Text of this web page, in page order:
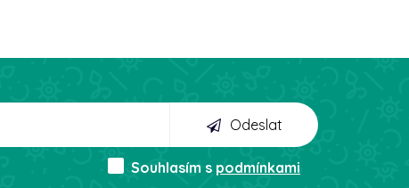
Odeslat
Souhlasím s podmínkami